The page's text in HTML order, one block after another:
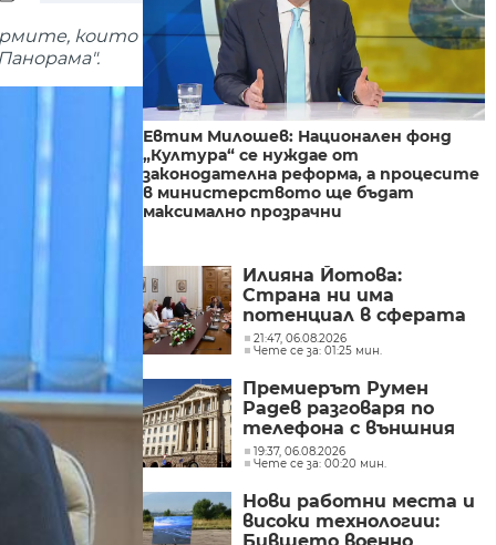
които
Евтим Милошев: Национален фонд
„Култура“ се нуждае от
законодателна реформа, а процесите
в министерството ще бъдат
максимално прозрачни
Илияна Йотова:
Страна ни има
потенциал в сферата
на изкуствения
интелект и бизнесът
перспективи
21:47, 06.08.2026
Чете се за: 01:25 мин.
Премиерът Румен
Радев разговаря по
телефона с външния
министър на
Великобритания Ед
Милибанд
19:37, 06.08.2026
Чете се за: 00:20 мин.
Нови работни места и
високи технологии: